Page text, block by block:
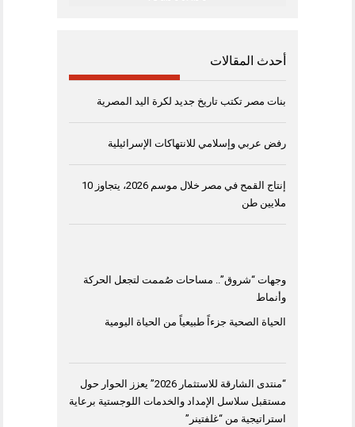
أحدث المقالات
بنات مصر تكتب تاريخ جديد لكرة اليد المصرية
رفض عربي وإسلامي للانتهاكات الإسرائيلية
إنتاج القمح في مصر خلال موسم 2026، يتجاوز 10
ملايين طن
وجهات “شروق”.. مساحات صُممت لتجعل الحركة
وأنماط
الحياة الصحية جزءاً طبيعياً من الحياة اليومية
“منتدى الشارقة للاستثمار 2026” يعزز الحوار حول
مستقبل سلاسل الإمداد والخدمات اللوجستية برعاية
استراتيجية من “غلفتينر”